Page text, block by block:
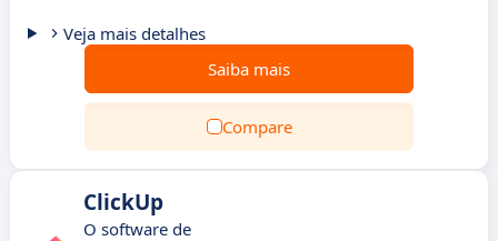
Veja mais detalhes
Saiba mais
Compare
ClickUp
O software de